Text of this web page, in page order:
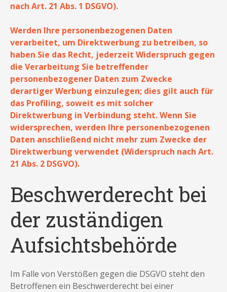
nach Art. 21 Abs. 1 DSGVO).
Werden Ihre personenbezogenen Daten
verarbeitet, um Direktwerbung zu betreiben, so
haben Sie das Recht, jederzeit Widerspruch gegen
die Verarbeitung Sie betreffender
personenbezogener Daten zum Zwecke
derartiger Werbung einzulegen; dies gilt auch für
das Profiling, soweit es mit solcher
Direktwerbung in Verbindung steht. Wenn Sie
widersprechen, werden Ihre personenbezogenen
Daten anschließend nicht mehr zum Zwecke der
Direktwerbung verwendet (Widerspruch nach Art.
21 Abs. 2 DSGVO).
Beschwerderecht bei
der zuständigen
Aufsichtsbehörde
Im Falle von Verstößen gegen die DSGVO steht den
Betroffenen ein Beschwerderecht bei einer